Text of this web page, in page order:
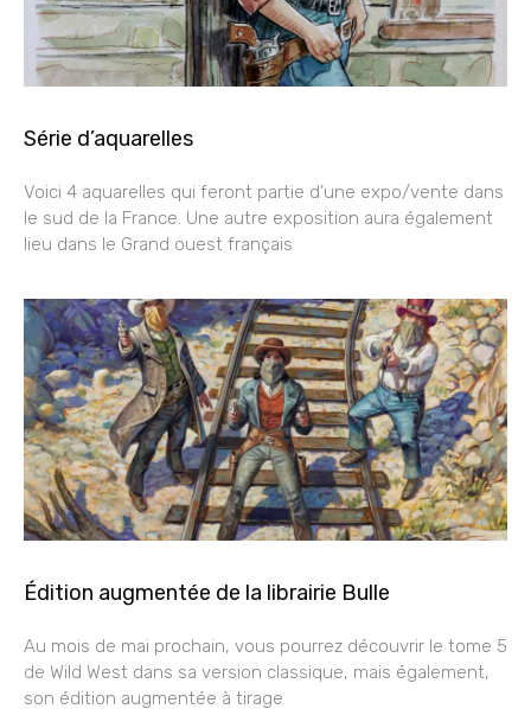
Série d’aquarelles
Voici 4 aquarelles qui feront partie d’une expo/vente dans
le sud de la France. Une autre exposition aura également
lieu dans le Grand ouest français
Édition augmentée de la librairie Bulle
Au mois de mai prochain, vous pourrez découvrir le tome 5
de Wild West dans sa version classique, mais également,
son édition augmentée à tirage